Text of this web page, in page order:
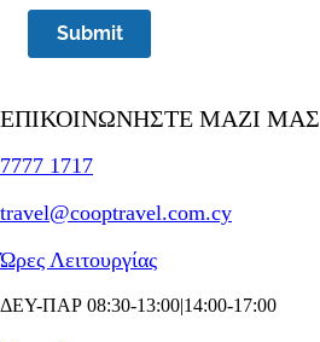
Submit
ΕΠΙΚΟΙΝΩΝΗΣΤΕ MAZI ΜΑΣ
7777 1717
travel@cooptravel.com.cy
Ώρες Λειτουργίας
ΔΕΥ-ΠΑΡ 08:30-13:00|14:00-17:00